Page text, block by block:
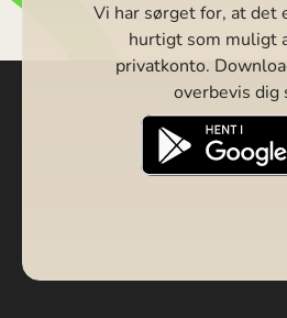
Vi har sørget for, at det
hurtigt som muligt
privatkonto.
overbevis dig